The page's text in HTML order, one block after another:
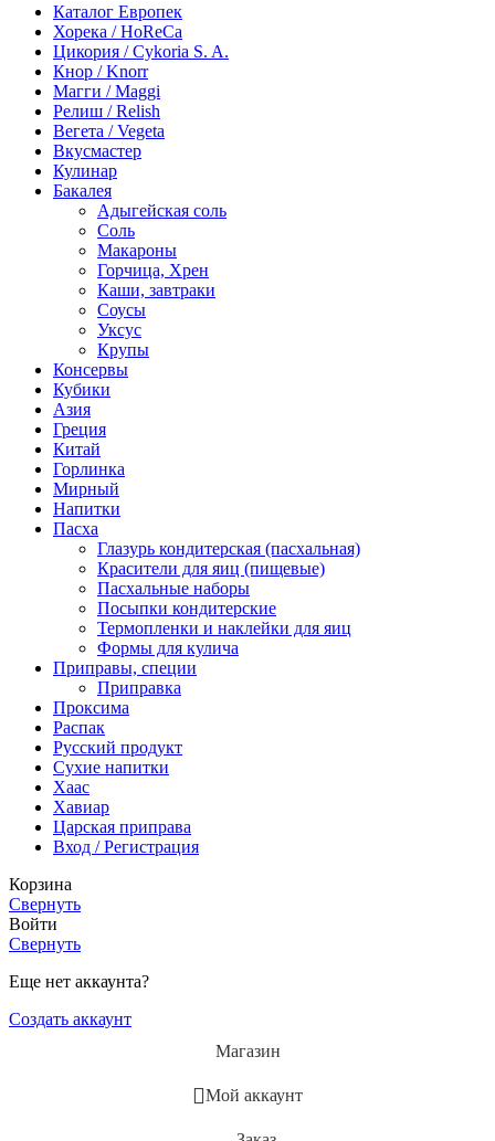
Каталог Европек
Хорека / HoReCa
Цикория / Cykoria S. A.
Кнор / Knorr
Магги / Maggi
Релиш / Relish
Вегета / Vegeta
Вкусмастер
Кулинар
Бакалея
Адыгейская соль
Соль
Макароны
Горчица, Хрен
Каши, завтраки
Соусы
Уксус
Крупы
Консервы
Кубики
Азия
Греция
Китай
Горлинка
Мирный
Напитки
Пасха
Глазурь кондитерская (пасхальная)
Красители для яиц (пищевые)
Пасхальные наборы
Посыпки кондитерские
Термопленки и наклейки для яиц
Формы для кулича
Приправы, специи
Приправка
Проксима
Распак
Русский продукт
Сухие напитки
Хаас
Хавиар
Царская приправа
Вход / Регистрация
Корзина
Свернуть
Войти
Свернуть
Еще нет аккаунта?
Создать аккаунт
Магазин
Мой аккаунт